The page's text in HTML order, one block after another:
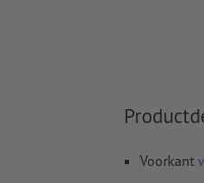
Hoe maak ik
Voorkant